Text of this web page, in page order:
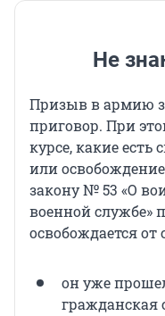
Не
Призыв в армию
приговор. При
курсе, какие есть
или
закону № 53 «О
военной службе»
освобождается
он уже
гражданская